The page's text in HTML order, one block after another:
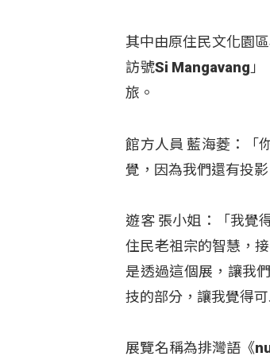
其中由原住民文化園
訪號Si Mangavang」
旅。
館方人員 藍海菱：「
覺，因為我們還有投影
遊客 張小姐：「我覺
住民老祖宗的智慧，
是透過這個展，讓我
技的部分，讓我覺得
展覽名稱為排灣語《